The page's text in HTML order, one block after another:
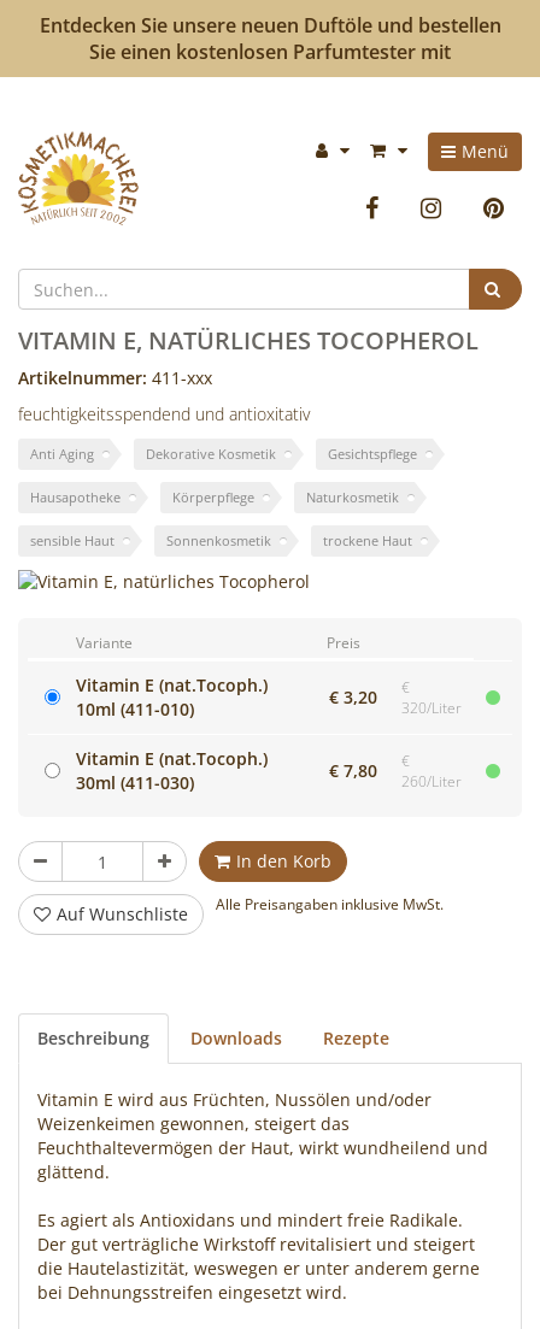
Entdecken Sie unsere neuen Duftöle und bestellen
Sie einen kostenlosen Parfumtester mit
Kosmetikmacherei
-
selbermachen
ist
so
einfach
wie
bunte
Cocktails
Im
Menü
Facebook
VITAMIN E, NATÜRLICHES TOCOPHEROL
Artikelnummer: 411-xxx
feuchtigkeitsspendend und antioxitativ
Anti Aging Dekorative Kosmetik Gesichtspflege
Hausapotheke Körperpflege Naturkosmetik
sensible Haut Sonnenkosmetik trockene Haut
Variante Preis
Vitamin E (nat.Tocoph.)
10ml (411-010)
€ 3,20
€
320/Liter
Vitamin E (nat.Tocoph.)
30ml (411-030)
€ 7,80
€
260/Liter
Stück In den Korb
Auf Wunschliste Alle Preisangaben inklusive MwSt.
Beschreibung Downloads Rezepte
Vitamin E wird aus Früchten, Nussölen und/oder
Weizenkeimen gewonnen, steigert das
Feuchthaltevermögen der Haut, wirkt wundheilend und
glättend.
Es agiert als Antioxidans und mindert freie Radikale.
Der gut verträgliche Wirkstoff revitalisiert und steigert
die Hautelastizität, weswegen er unter anderem gerne
bei Dehnungsstreifen eingesetzt wird.